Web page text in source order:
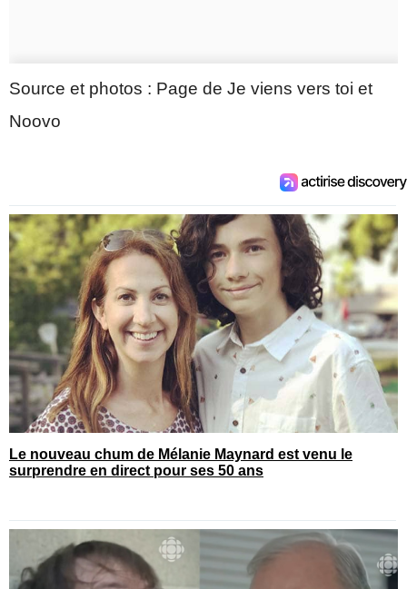
Source et photos : Page de Je viens vers toi et
Noovo
Le nouveau chum de Mélanie Maynard est venu le
surprendre en direct pour ses 50 ans